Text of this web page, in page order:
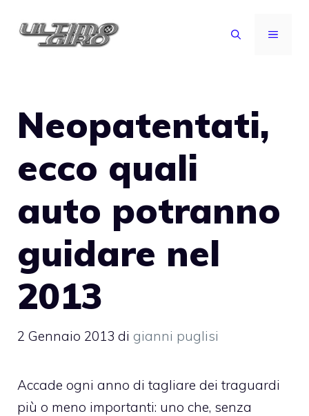
MENU
Neopatentati,
ecco quali
auto potranno
guidare nel
2013
2 Gennaio 2013 di gianni puglisi
Accade ogni anno di tagliare dei traguardi
più o meno importanti: uno che, senza